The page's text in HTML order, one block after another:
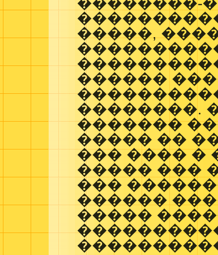
�����,
������
��������.
�������
����� ��
��� ���� �
����� ���
���
������
�����